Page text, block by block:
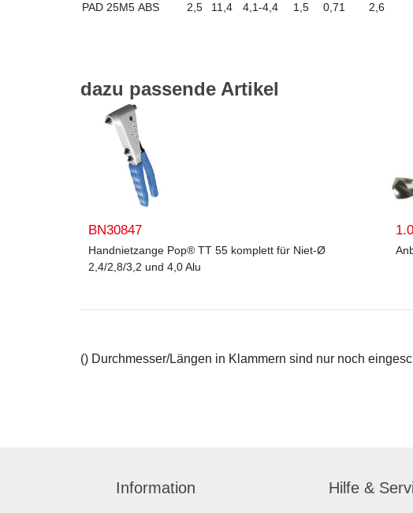
PAD 25M5 ABS 2,5 11,4 4,1-4,4 1,5 0,71 2,6
dazu passende Artikel
BN30847
Handnietzange Pop® TT 55 komplett für Niet-Ø
2,4/2,8/3,2 und 4,0 Alu
() Durchmesser/Längen in Klammern sind nur noch
Information Hilfe &